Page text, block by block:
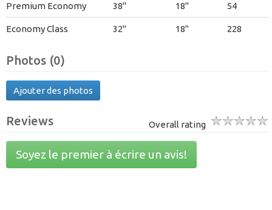
Premium Economy 38" 18" 54
Economy Class 32" 18" 228
Photos (0)
Ajouter des photos
Overall rating
Reviews
Soyez le premier à écrire un avis!